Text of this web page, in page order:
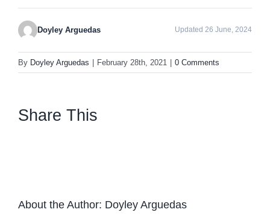
Doyley Arguedas Updated 26 June, 2024
By Doyley Arguedas February 28th, 2021 0 Comments
Share This
About the Author: Doyley Arguedas